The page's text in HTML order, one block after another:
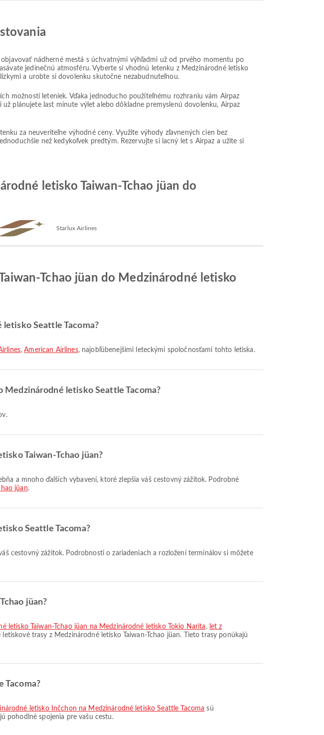
nádherné mestá s úchvatnými výhľadmi už od prvého momentu po
jedinečnú atmosféru. Vyberte si vhodnú letenku z Medzinárodné letisko
a urobte si dovolenku skutočne nezabudnuteľnou.
možností leteniek. Vďaka jednoducho použiteľnému rozhraniu vám Airpaz
plánujete last minute výlet alebo dôkladne premyslenú dovolenku, Airpaz
za neuveriteľne výhodné ceny. Využite výhody zľavnených cien bez
než kedykoľvek predtým. Rezervujte si lacný let s Airpaz a užite si
letisko Taiwan-Tchao jüan do
Starlux Airlines
Tchao jüan do Medzinárodné letisko
Seattle Tacoma?
,American Airlines, najobľúbenejšími leteckými spoločnosťami tohto letiska.
letisko Seattle Tacoma?
Taiwan-Tchao jüan?
jüan.
Seattle Tacoma?
jüan?
letisko Taiwan-Tchao jüan na Medzinárodné letisko Tokio Narita , let z
trasy z Medzinárodné letisko Taiwan-Tchao jüan. Tieto trasy ponúkajú
Tacoma?
letisko Inčchon na Medzinárodné letisko Seattle Tacoma sú
pohodlné spojenia pre vašu cestu.